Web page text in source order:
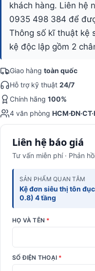
khách hàng. Liên hệ
0935 498 384 để
Thông số kĩ thuật kệ
kệ độc lập gồm 2
Giao hàng toàn quốc
Hỗ trợ kỹ thuật 24/7
Chính hãng 100%
4 văn phòng
Liên hệ báo giá
Tư vấn miễn phí · Phản
SẢN PHẨM QUAN TÂM
Kệ đơn siêu thị tôn
0.8) 4 tầng
HỌ VÀ TÊN *
SỐ ĐIỆN THOẠI *